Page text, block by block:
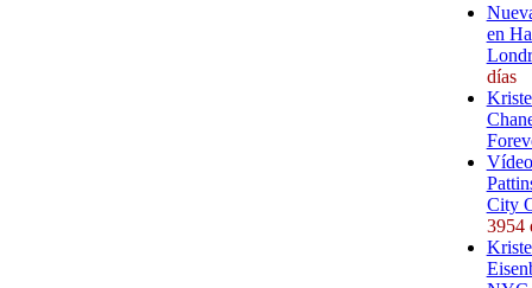
en
días
City
3954